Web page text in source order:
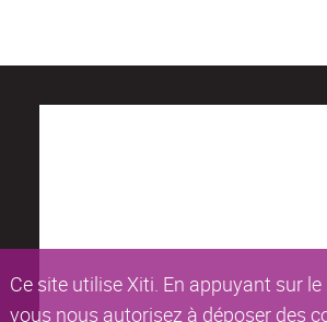
Ce site utilise Xiti. En appuyant sur
vous nous autorisez à déposer des